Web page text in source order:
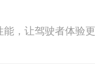
，让驾驶者体验